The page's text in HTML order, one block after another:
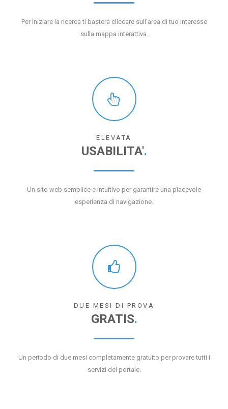
Per iniziare la ricerca ti basterà cliccare sull'area di tuo interesse
sulla mappa interattiva.
ELEVATA
USABILITA'.
Un sito web semplice e intuitivo per garantire una piacevole
esperienza di navigazione.
DUE MESI DI PROVA
GRATIS.
Un periodo di due mesi completamente gratuito per provare tutti i
servizi del portale.